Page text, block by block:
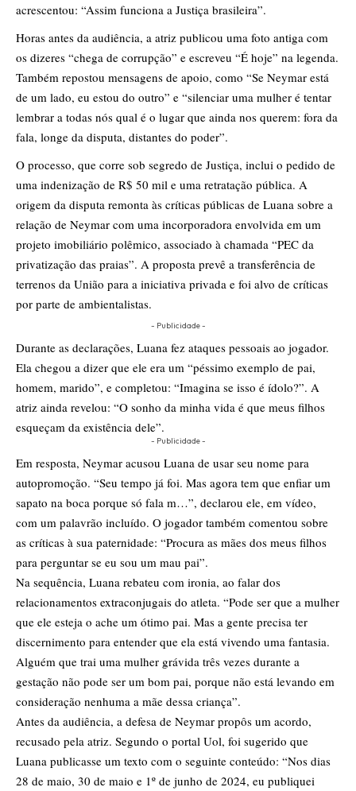
acrescentou: “Assim funciona a Justiça brasileira”.
Horas antes da audiência, a atriz publicou uma foto antiga com
os dizeres “chega de corrupção” e escreveu “É hoje” na legenda.
Também repostou mensagens de apoio, como “Se Neymar está
de um lado, eu estou do outro” e “silenciar uma mulher é tentar
lembrar a todas nós qual é o lugar que ainda nos querem: fora da
fala, longe da disputa, distantes do poder”.
O processo, que corre sob segredo de Justiça, inclui o pedido de
uma indenização de R$ 50 mil e uma retratação pública. A
origem da disputa remonta às críticas públicas de Luana sobre a
relação de Neymar com uma incorporadora envolvida em um
projeto imobiliário polêmico, associado à chamada “PEC da
privatização das praias”. A proposta prevê a transferência de
terrenos da União para a iniciativa privada e foi alvo de críticas
por parte de ambientalistas.
- Publicidade -
Durante as declarações, Luana fez ataques pessoais ao jogador.
Ela chegou a dizer que ele era um “péssimo exemplo de pai,
homem, marido”, e completou: “Imagina se isso é ídolo?”. A
atriz ainda revelou: “O sonho da minha vida é que meus filhos
esqueçam da existência dele”.
- Publicidade -
Em resposta, Neymar acusou Luana de usar seu nome para
autopromoção. “Seu tempo já foi. Mas agora tem que enfiar um
sapato na boca porque só fala m…”, declarou ele, em vídeo,
com um palavrão incluído. O jogador também comentou sobre
as críticas à sua paternidade: “Procura as mães dos meus filhos
para perguntar se eu sou um mau pai”.
Na sequência, Luana rebateu com ironia, ao falar dos
relacionamentos extraconjugais do atleta. “Pode ser que a mulher
que ele esteja o ache um ótimo pai. Mas a gente precisa ter
discernimento para entender que ela está vivendo uma fantasia.
Alguém que trai uma mulher grávida três vezes durante a
gestação não pode ser um bom pai, porque não está levando em
consideração nenhuma a mãe dessa criança”.
Antes da audiência, a defesa de Neymar propôs um acordo,
recusado pela atriz. Segundo o portal Uol, foi sugerido que
Luana publicasse um texto com o seguinte conteúdo: “Nos dias
28 de maio, 30 de maio e 1º de junho de 2024, eu publiquei